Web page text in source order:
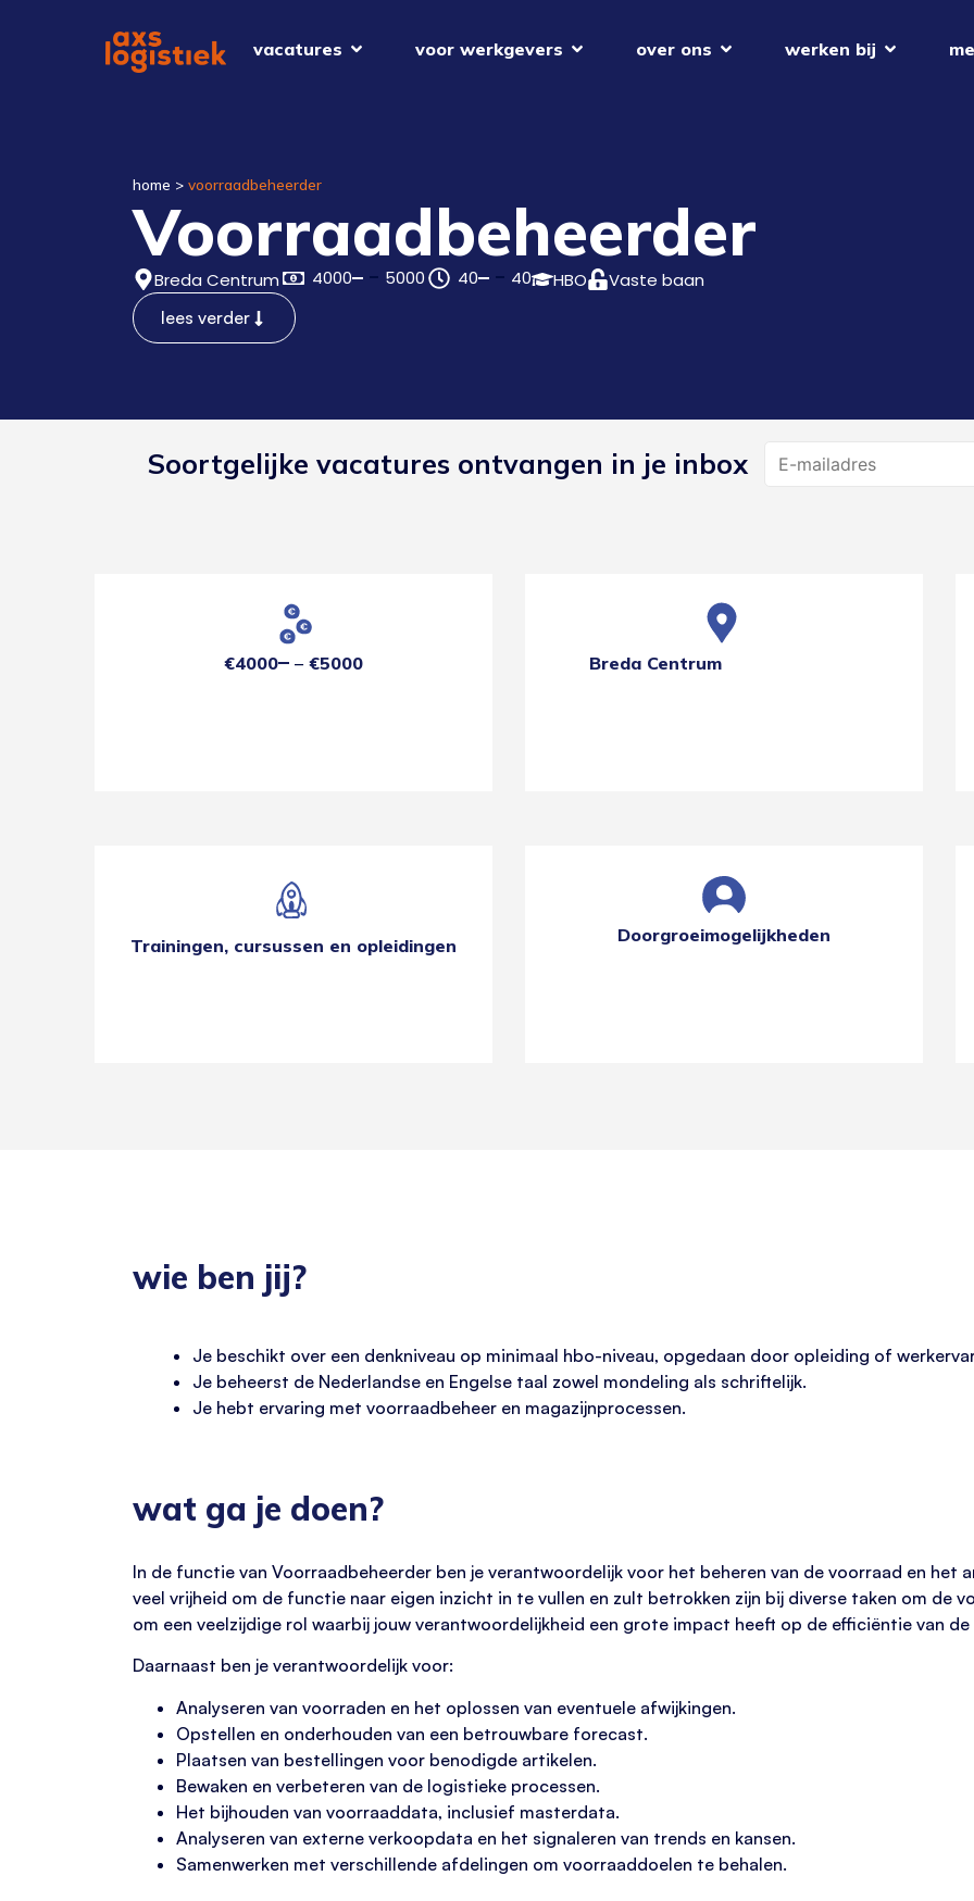
vacatures voor werkgevers over ons werken bij
home > voorraadbeheerder
Voorraadbeheerder
Breda Centrum 4000 5000 40 40 HBO Vaste baan
lees verder
Soortgelijke vacatures ontvangen in je inbox
€4000 €5000 Breda Centrum
Trainingen, cursussen en opleidingen Doorgroeimogelijkheden
wie ben jij?
Je beschikt over een denkniveau op minimaal hbo-niveau, opgedaan door opleiding of
Je beheerst de Nederlandse en Engelse taal zowel mondeling als schriftelijk.
Je hebt ervaring met voorraadbeheer en magazijnprocessen.
wat ga je doen?
In de functie van Voorraadbeheerder ben je verantwoordelijk voor het beheren van de voorraad en het
veel vrijheid om de functie naar eigen inzicht in te vullen en zult betrokken zijn bij diverse taken om de
om een veelzijdige rol waarbij jouw verantwoordelijkheid een grote impact heeft op de efficiëntie van
Daarnaast ben je verantwoordelijk voor:
Analyseren van voorraden en het oplossen van eventuele afwijkingen.
Opstellen en onderhouden van een betrouwbare forecast.
Plaatsen van bestellingen voor benodigde artikelen.
Bewaken en verbeteren van de logistieke processen.
Het bijhouden van voorraaddata, inclusief masterdata.
Analyseren van externe verkoopdata en het signaleren van trends en kansen.
Samenwerken met verschillende afdelingen om voorraaddoelen te behalen.